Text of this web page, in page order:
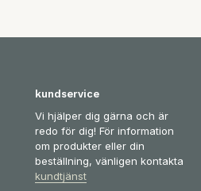
kundservice
Vi hjälper dig gärna och är
redo för dig! För information
om produkter eller din
beställning, vänligen kontakta
kundtjänst